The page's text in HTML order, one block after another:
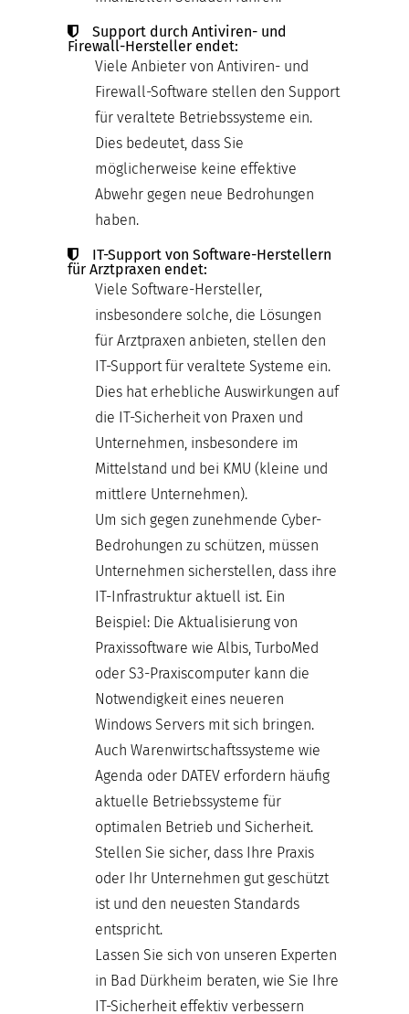
Support durch Antiviren- und
Firewall-Hersteller endet:
Viele Anbieter von Antiviren- und
Firewall-Software stellen den Support
für veraltete Betriebssysteme ein.
Dies bedeutet, dass Sie
möglicherweise keine effektive
Abwehr gegen neue Bedrohungen
haben.
IT-Support von Software-Herstellern
für Arztpraxen endet:
Viele Software-Hersteller,
insbesondere solche, die Lösungen
für Arztpraxen anbieten, stellen den
IT-Support für veraltete Systeme ein.
Dies hat erhebliche Auswirkungen auf
die IT-Sicherheit von Praxen und
Unternehmen, insbesondere im
Mittelstand und bei KMU (kleine und
mittlere Unternehmen).
Um sich gegen zunehmende Cyber-
Bedrohungen zu schützen, müssen
Unternehmen sicherstellen, dass ihre
IT-Infrastruktur aktuell ist. Ein
Beispiel: Die Aktualisierung von
Praxissoftware wie Albis, TurboMed
oder S3-Praxiscomputer kann die
Notwendigkeit eines neueren
Windows Servers mit sich bringen.
Auch Warenwirtschaftssysteme wie
Agenda oder DATEV erfordern häufig
aktuelle Betriebssysteme für
optimalen Betrieb und Sicherheit.
Stellen Sie sicher, dass Ihre Praxis
oder Ihr Unternehmen gut geschützt
ist und den neuesten Standards
entspricht.
Lassen Sie sich von unseren Experten
in Bad Dürkheim beraten, wie Sie Ihre
IT-Sicherheit effektiv verbessern